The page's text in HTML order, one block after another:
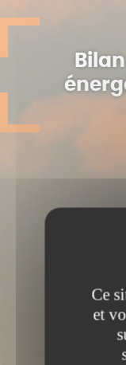
Ce
et